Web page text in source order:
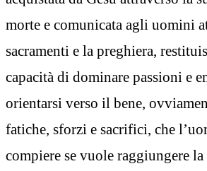
morte e comunicata agli uomini
sacramenti e la preghiera,
capacità di dominare passioni e
orientarsi verso il bene,
fatiche, sforzi e sacrifici, che
compiere se vuole raggiungere la